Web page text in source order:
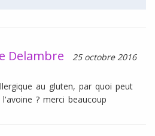
Delambre
25 octobre 2016
au gluten, par quoi peut
? merci beaucoup